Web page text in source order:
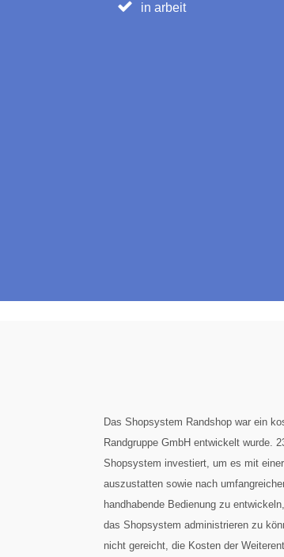
in arbeit
Das Shopsystem Randshop war ein
Randgruppe GmbH entwickelt wurde.
Shopsystem investiert, um es mit
auszustatten sowie nach
handhabende Bedienung zu
das Shopsystem administrieren zu
nicht gereicht, die Kosten der